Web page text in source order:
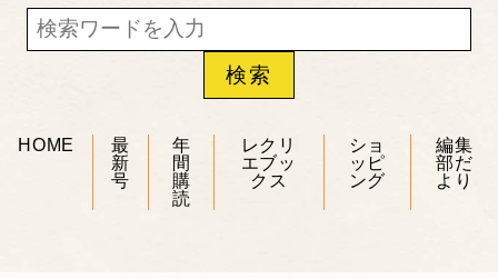
HOME
最
新
号
年
間
購
読
レクリ
エブッ
クス
ショ
ッピ
ング
編集
部だ
より